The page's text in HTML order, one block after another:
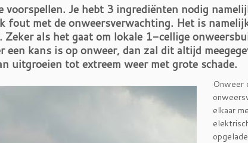
Je hebt 3 ingrediënten nodig
fout met de onweersverwachting. Het is
als het gaat om lokale 1-cellige
een kans is op onweer, dan zal dit altijd
uitgroeien tot extreem weer met grote schade.
Onweer
elkaar